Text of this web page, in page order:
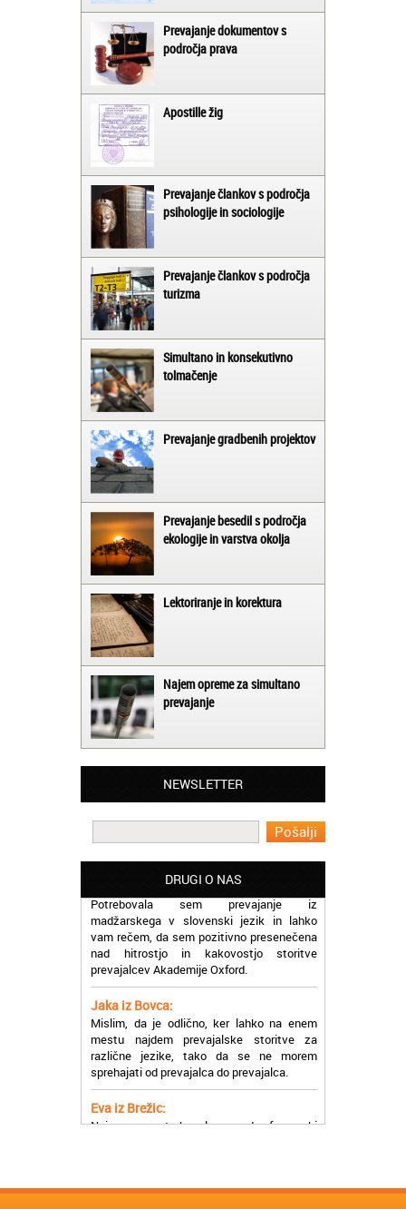
Prevajanje dokumentov s
področja prava
Apostille žig
Prevajanje člankov s področja
psihologije in sociologije
Prevajanje člankov s področja
turizma
Simultano in konsekutivno
tolmačenje
Prevajanje gradbenih projektov
Prevajanje besedil s področja
ekologije in varstva okolja
Lektoriranje in korektura
Najem opreme za simultano
prevajanje
NEWSLETTER
DRUGI O NAS
Matjaž iz Ajdovščine:
Lahko pohvalim vse zaposlene v Akademiji
Oxford, ker so resnično profesionalni in
prevajalske storitve opravljajo hitro in
Martina iz Bleda:
Potrebovala sem prevajanje iz
madžarskega v slovenski jezik in lahko
vam rečem, da sem pozitivno presenečena
nad hitrostjo in kakovostjo storitve
prevajalcev Akademije Oxford.
Jaka iz Bovca:
Mislim, da je odlično, ker lahko na enem
mestu najdem prevajalske storitve za
različne jezike, tako da se ne morem
sprehajati od prevajalca do prevajalca.
Eva iz Brežic:
Nujno sem potrebovala prevod v francoski
jezik, na spletu sem našla Oxford, jih